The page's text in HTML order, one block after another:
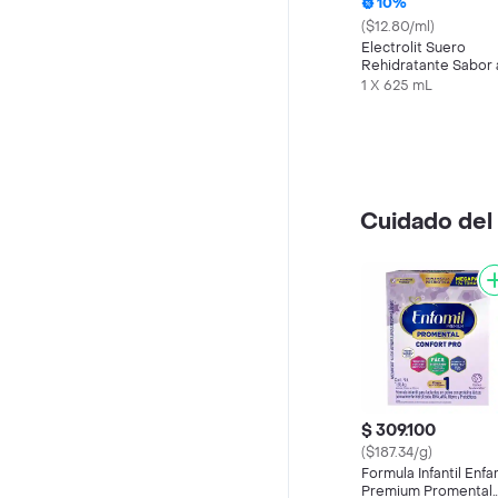
($12.80/ml)
Electrolit Suero
Rehidratante Sabor
Maracuyá
1 X 625 mL
Cuidado
$ 309.100
($187.34/g)
Formula Infantil
Premium Promental